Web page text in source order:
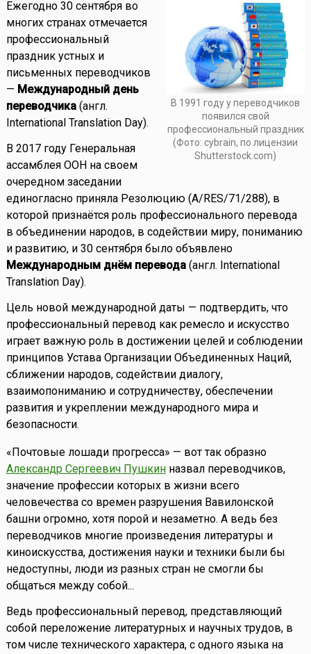
В 1991 году у переводчиков
появился свой
профессиональный праздник
(Фото: cybrain, по лицензии
Shutterstock.com)
Ежегодно 30 сентября во
многих странах отмечается
профессиональный
праздник устных и
письменных переводчиков
— Международный день
переводчика(англ.
International Translation Day).
В 2017 году Генеральная
ассамблея ООН на своем
очередном заседании
единогласно приняла Резолюцию (A/RES/71/288), в
которой признаётся роль профессионального перевода
в объединении народов, в содействии миру, пониманию
и развитию, и 30 сентября было объявлено
Международным днём перевода(англ. International
Translation Day).
Цель новой международной даты — подтвердить, что
профессиональный перевод как ремесло и искусство
играет важную роль в достижении целей и соблюдении
принципов Устава Организации Объединенных Наций,
сближении народов, содействии диалогу,
взаимопониманию и сотрудничеству, обеспечении
развития и укреплении международного мира и
безопасности.
«Почтовые лошади прогресса» — вот так образно
Александр Сергеевич Пушкинназвал переводчиков,
значение профессии которых в жизни всего
человечества со времен разрушения Вавилонской
башни огромно, хотя порой и незаметно. А ведь без
переводчиков многие произведения литературы и
киноискусства, достижения науки и техники были бы
недоступны, люди из разных стран не смогли бы
общаться между собой...
Ведь профессиональный перевод, представляющий
собой переложение литературных и научных трудов, в
том числе технического характера, с одного языка на